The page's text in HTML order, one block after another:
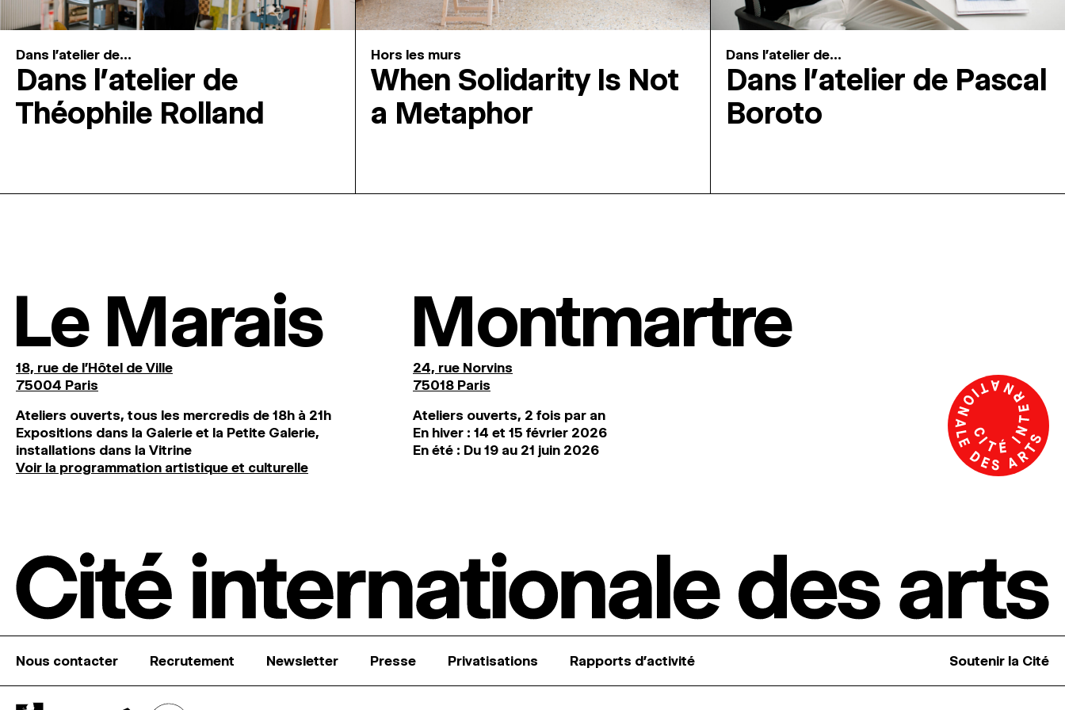
Dans l'atelier de...
Dans l’atelier de
Théophile Rolland
Hors les murs
When Solidarity Is Not
a Metaphor
Dans l'atelier de...
Dans l’atelier de Pascal
Boroto
Le Marais
18, rue de l'Hôtel de Ville
75004 Paris
Ateliers ouverts, tous les mercredis de 18h à 21h
Expositions dans la Galerie et la Petite Galerie,
installations dans la Vitrine
Voir la programmation artistique et culturelle
Montmartre
24, rue Norvins
75018 Paris
Ateliers ouverts, 2 fois par an
En hiver : 14 et 15 février 2026
En été : Du 19 au 21 juin 2026
Nous contacter Recrutement Newsletter Presse Privatisations Rapports d’activité Soutenir la Cité